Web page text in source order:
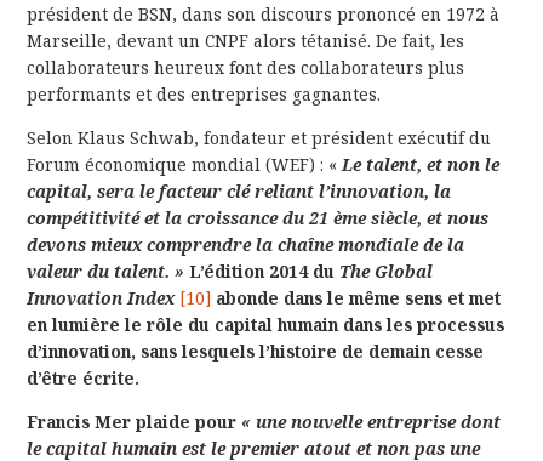
président de BSN, dans son discours prononcé en 1972 à
Marseille, devant un CNPF alors tétanisé. De fait, les
collaborateurs heureux font des collaborateurs plus
performants et des entreprises gagnantes.
Selon Klaus Schwab, fondateur et président exécutif du
Forum économique mondial (WEF) : « Le talent, et non le
capital, sera le facteur clé reliant l’innovation, la
compétitivité et la croissance du 21 ème siècle, et nous
devons mieux comprendre la chaîne mondiale de la
valeur du talent. »L’édition 2014 du The Global
Innovation Index [10] abonde dans le même sens et met
en lumière le rôle du capital humain dans les processus
d’innovation, sans lesquels l’histoire de demain cesse
d’être écrite.
Francis Mer plaide pour « une nouvelle entreprise dont
le capital humain est le premier atout et non pas une